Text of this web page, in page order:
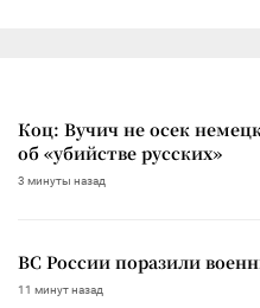
Коц: Вучич не осек
об «убийстве русских»
3 минуты назад
ВС России поразили
11 минут назад